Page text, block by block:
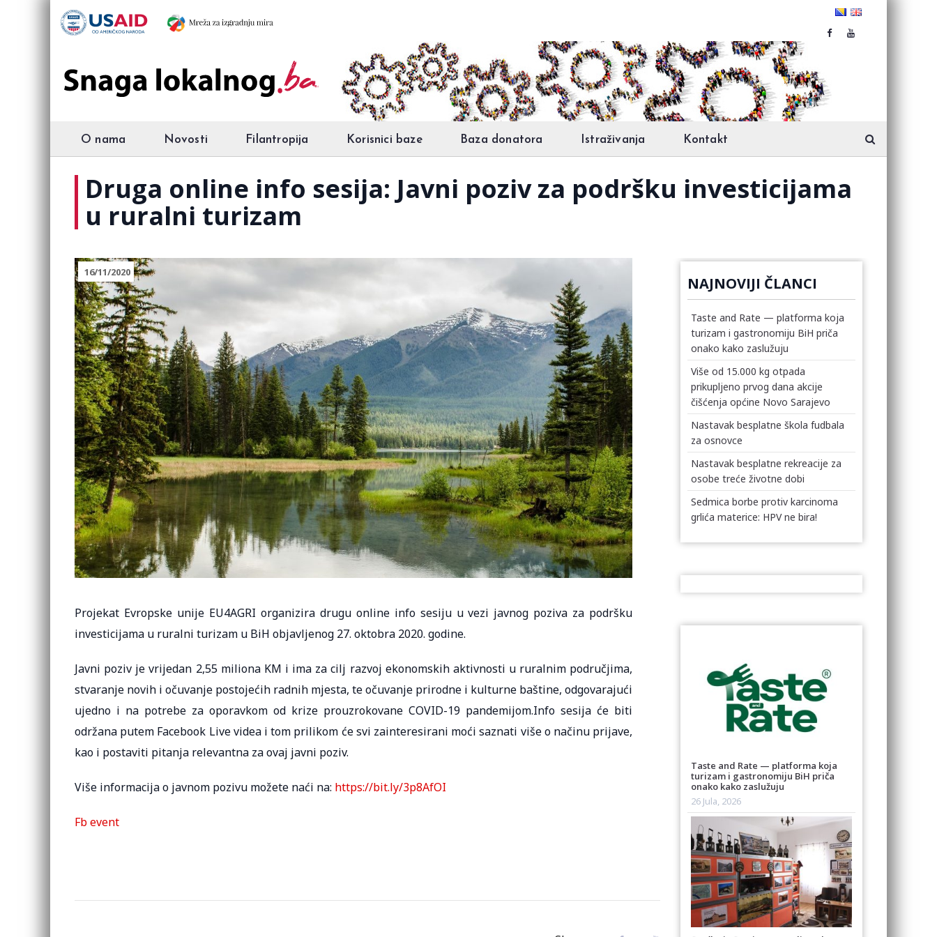
O nama Novosti Filantropija Korisnici baze Baza donatora Istraživanja Kontakt
Druga online info sesija: Javni poziv za podršku investicijama
u ruralni turizam
16/11/2020
Projekat Evropske unije EU4AGRI organizira drugu online info sesiju u vezi javnog poziva za podršku
investicijama u ruralni turizam u BiH objavljenog 27. oktobra 2020. godine.
Javni poziv je vrijedan 2,55 miliona KM i ima za cilj razvoj ekonomskih aktivnosti u ruralnim područjima,
stvaranje novih i očuvanje postojećih radnih mjesta, te očuvanje prirodne i kulturne baštine, odgovarajući
ujedno i na potrebe za oporavkom od krize prouzrokovane COVID-19 pandemijom.Info sesija će biti
održana putem Facebook Live videa i tom prilikom će svi zainteresirani moći saznati više o načinu prijave,
kao i postaviti pitanja relevantna za ovaj javni poziv.
Više informacija o javnom pozivu možete naći na: https://bit.ly/3p8AfOI
Fb event
NAJNOVIJI ČLANCI
Taste and Rate — platforma koja
turizam i gastronomiju BiH priča
onako kako zaslužuju
Više od 15.000 kg otpada
prikupljeno prvog dana akcije
čišćenja općine Novo Sarajevo
Nastavak besplatne škola fudbala
za osnovce
Nastavak besplatne rekreacije za
osobe treće životne dobi
Sedmica borbe protiv karcinoma
grlića materice: HPV ne bira!
Taste and Rate — platforma koja
turizam i gastronomiju BiH priča
onako kako zaslužuju
26 Jula, 2026